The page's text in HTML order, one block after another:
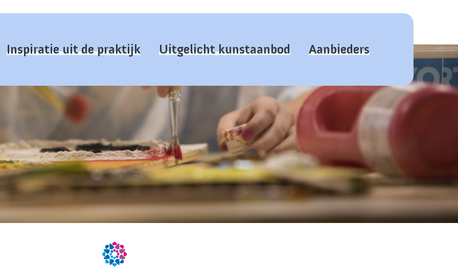
Inspiratie uit de praktijk Uitgelicht kunstaanbod Aanbieders